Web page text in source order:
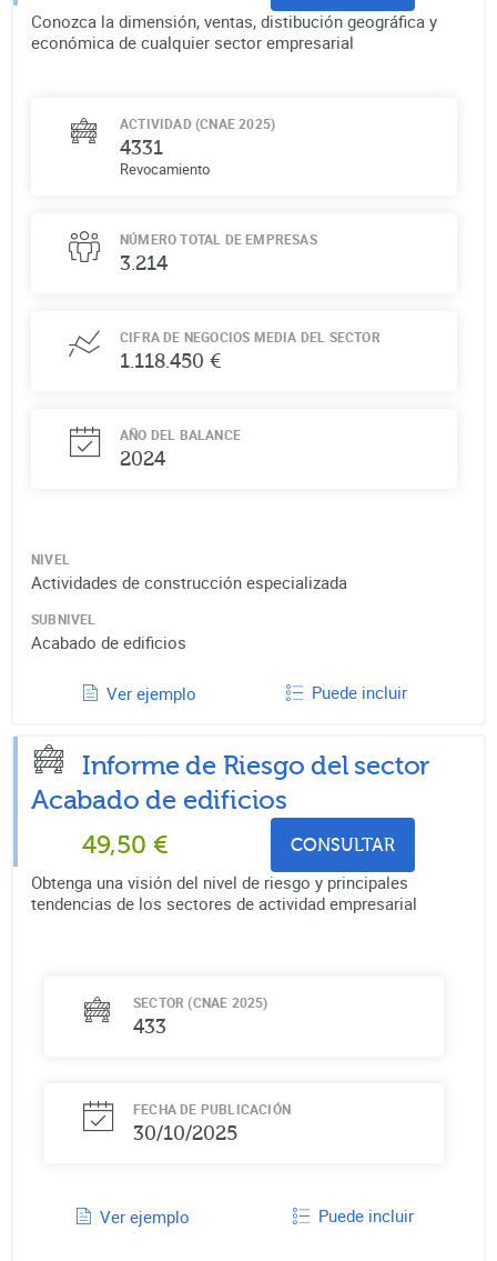
Conozca la dimensión, ventas, distibución geográfica y
económica de cualquier sector empresarial
ACTIVIDAD (CNAE 2025)
4331
Revocamiento
NÚMERO TOTAL DE EMPRESAS
3.214
CIFRA DE NEGOCIOS MEDIA DEL SECTOR
1.118.450 €
AÑO DEL BALANCE
2024
NIVEL
Actividades de construcción especializada
SUBNIVEL
Acabado de edificios
Ver ejemplo Puede incluir
Informe de Riesgo del sector
Acabado de edificios
49,50 € CONSULTAR
Obtenga una visión del nivel de riesgo y principales
tendencias de los sectores de actividad empresarial
SECTOR (CNAE 2025)
433
FECHA DE PUBLICACIÓN
30/10/2025
Ver ejemplo Puede incluir